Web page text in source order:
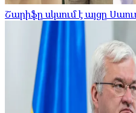
Շարիֆը սկսում է այցը